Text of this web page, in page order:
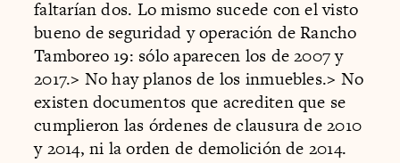
faltarían dos. Lo mismo sucede con el visto
bueno de seguridad y operación de Rancho
Tamboreo 19: sólo aparecen los de 2007 y
2017.> No hay planos de los inmuebles.> No
existen documentos que acrediten que se
cumplieron las órdenes de clausura de 2010
y 2014, ni la orden de demolición de 2014.